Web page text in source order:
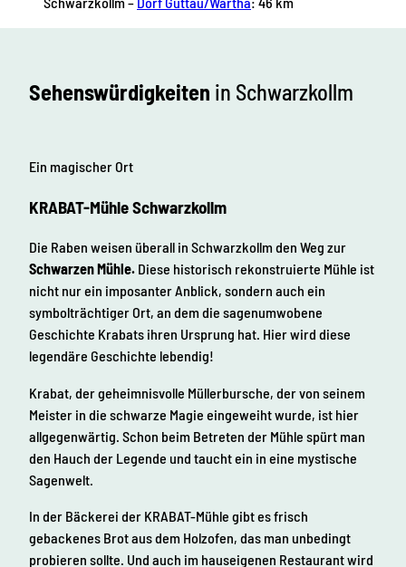
Sehenswürdigkeiten in Schwarzkollm
Ein magischer Ort
KRABAT-Mühle Schwarzkollm
Die Raben weisen überall in Schwarzkollm den Weg zur
Schwarzen Mühle. Diese historisch rekonstruierte Mühle ist
nicht nur ein imposanter Anblick, sondern auch ein
symbolträchtiger Ort, an dem die sagenumwobene
Geschichte Krabats ihren Ursprung hat. Hier wird diese
legendäre Geschichte lebendig!
Krabat, der geheimnisvolle Müllerbursche, der von seinem
Meister in die schwarze Magie eingeweiht wurde, ist hier
allgegenwärtig. Schon beim Betreten der Mühle spürt man
den Hauch der Legende und taucht ein in eine mystische
Sagenwelt.
In der Bäckerei der KRABAT-Mühle gibt es frisch
gebackenes Brot aus dem Holzofen, das man unbedingt
probieren sollte. Und auch im hauseigenen Restaurant wird